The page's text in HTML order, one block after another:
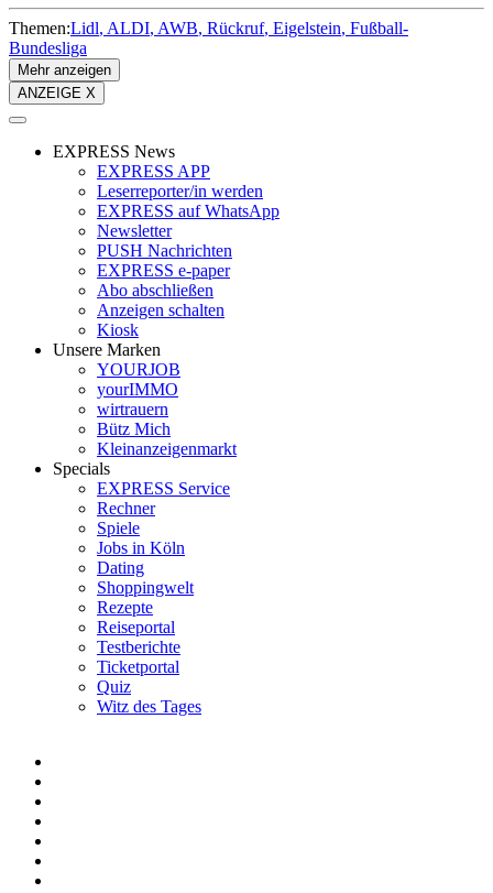
Themen:Lidl ALDI AWB Rückruf Eigelstein Fußball-
Bundesliga
Mehr anzeigen
ANZEIGE X
EXPRESS News
EXPRESS APP
Leserreporter/in werden
EXPRESS auf WhatsApp
Newsletter
PUSH Nachrichten
EXPRESS e-paper
Abo abschließen
Anzeigen schalten
Kiosk
Unsere Marken
YOURJOB
yourIMMO
wirtrauern
Bütz Mich
Kleinanzeigenmarkt
Specials
EXPRESS Service
Rechner
Spiele
Jobs in Köln
Dating
Shoppingwelt
Rezepte
Reiseportal
Testberichte
Ticketportal
Quiz
Witz des Tages